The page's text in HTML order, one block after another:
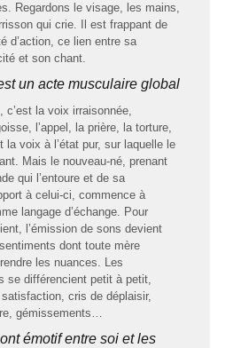
Regardons le visage, les mains,
qui crie. Il est frappant de
d’action, ce lien entre sa
et son chant.
un acte musculaire global
c’est la voix irraisonnée,
l’appel, la prière, la torture,
la voix à l’état pur, sur laquelle le
Mais le nouveau-né, prenant
qui l’entoure et de sa
à celui-ci, commence à
langage d’échange. Pour
l’émission de sons devient
dont toute mère
les nuances. Les
se différencient petit à petit,
cris de déplaisir,
gémissements…
émotif entre soi et les